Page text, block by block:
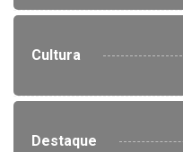
Cultura
Destaque